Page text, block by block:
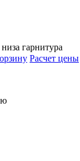
гарнитура
Расчет цены